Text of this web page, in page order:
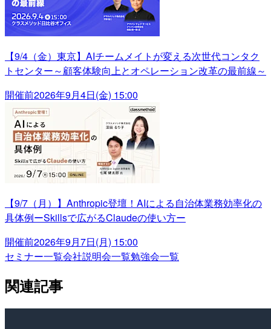
【9/4（金）東京】AIチームメイトが変える次世代コンタク
トセンター～顧客体験向上とオペレーション改革の最前線～
開催前2026年9月4日(金) 15:00
【9/7（月）】Anthropic登壇！AIによる自治体業務効率化の
具体例ーSkillsで広がるClaudeの使い方ー
開催前2026年9月7日(月) 15:00
セミナー一覧会社説明会一覧勉強会一覧
関連記事